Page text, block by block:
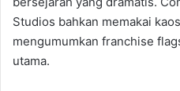
Studios bahkan memakai
mengumumkan franchise
utama.